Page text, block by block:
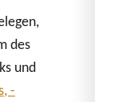
des
und
-